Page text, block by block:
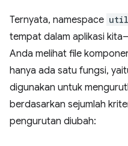
Ternyata, namespace
tempat dalam aplikasi
Anda melihat file
hanya ada satu fungsi,
digunakan untuk
berdasarkan sejumlah
pengurutan diubah: